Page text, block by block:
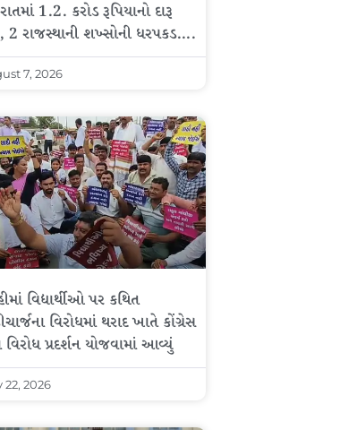
1.2. કરોડ રૂપિયાનો દારૂ
2 રાજસ્થાની શખ્સોની ધરપકડ….
7, 2026
વિદ્યાર્થીઓ પર કથિત
વિરોધમાં થરાદ ખાતે કોંગ્રેસ
વિરોધ પ્રદર્શન યોજવામાં આવ્યું
22, 2026